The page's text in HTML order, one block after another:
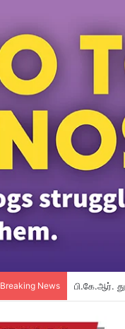
Breaking News பி.கே.ஆர்.